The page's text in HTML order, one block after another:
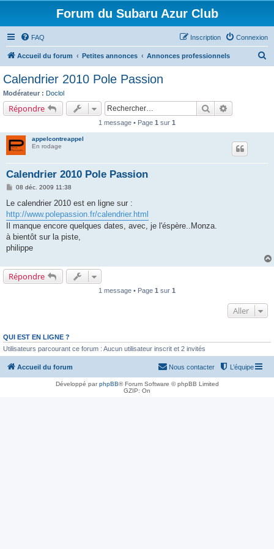
Forum du Subaru Azur Club
FAQ Connexion
Inscription
Accueil du forum Petites annonces Annonces professionnels
Calendrier 2010 Pole Passion
Modérateur : Doclol
Répondre Rechercher
1 message • Page 1 sur 1
appelcontreappel
En rodage
Calendrier 2010 Pole Passion
M
s
a
g
e
08 déc. 2009 11:38
Le calendrier 2010 est en ligne sur :
http://www.polepassion.fr/calendrier.html
Il manque encore quelques dates, avec, je l'éspère..Monza.
à bientôt sur la piste,
philippe
Répondre
1 message • Page 1 sur 1
Aller
QUI EST EN LIGNE ?
Utilisateurs parcourant ce forum : Aucun utilisateur inscrit et 2 invités
Accueil du forum L’équipe
Nous contacter
Développé parphpBB® Forum Software © phpBB Limited
GZIP: On